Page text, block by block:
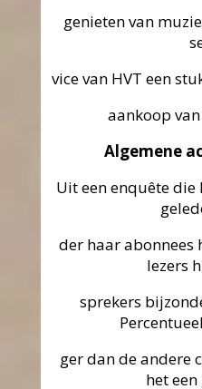
genieten van
vice van HVT een
aankoop
Algemene
Uit een enquête die
der haar abonnees
lezers
sprekers
ger dan de andere
het een